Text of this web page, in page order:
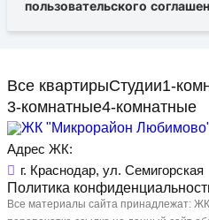
пользовательского
Все квартирыСтудии1-
3-комнатные4-комнатные
Адрес ЖК:
г. Краснодар, ул. Семигорская
Политика
Все материалы сайта принадлежат: